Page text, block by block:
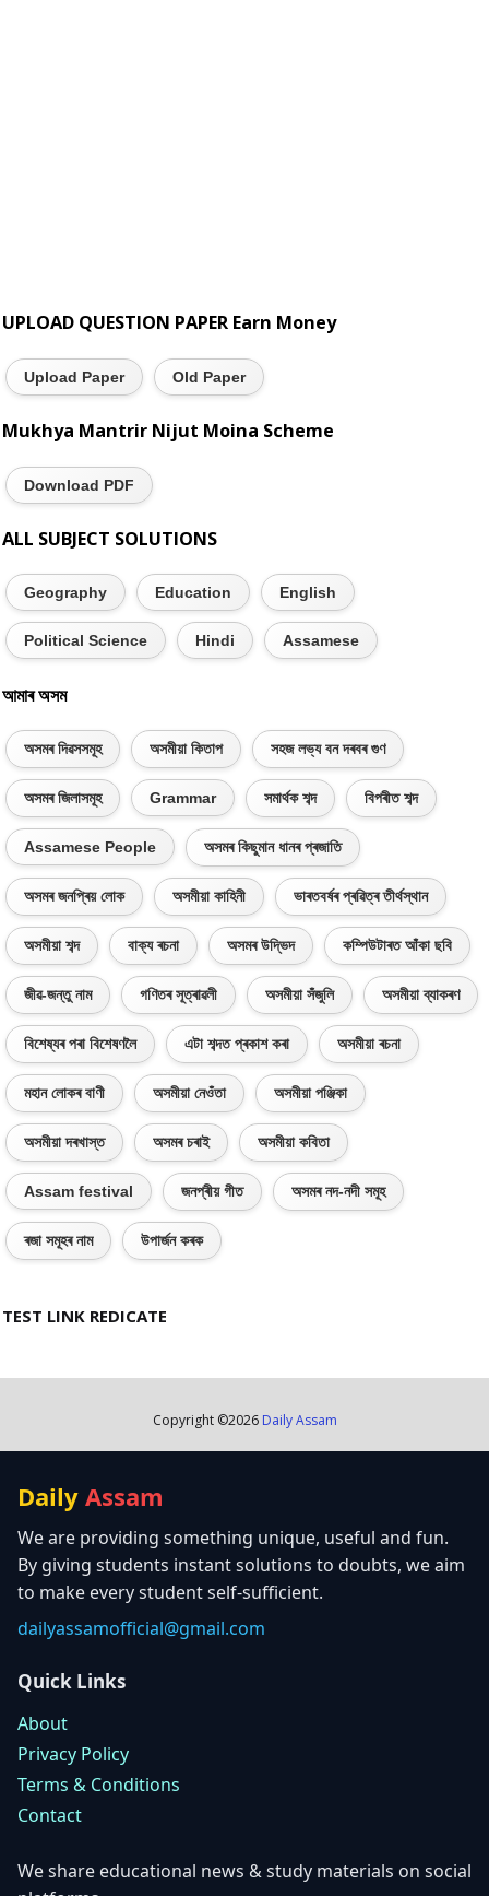
UPLOAD QUESTION PAPER Earn Money
Upload Paper Old Paper
Mukhya Mantrir Nijut Moina Scheme
Download PDF
ALL SUBJECT SOLUTIONS
Geography Education English
Political Science Hindi Assamese
আমাৰ অসম
অসমৰ দিৱসসমূহ অসমীয়া কিতাপ সহজ লভ্য বন দৰবৰ গুণ
অসমৰ জিলাসমূহ Grammar সমাৰ্থক শব্দ বিপৰীত শব্দ
Assamese People অসমৰ কিছুমান ধানৰ প্ৰজাতি
অসমৰ জনপ্ৰিয় লোক অসমীয়া কাহিনী ভাৰতবৰ্ষৰ প্ৰৱিত্ৰ তীৰ্থস্থান
অসমীয়া শব্দ বাক্য ৰচনা অসমৰ উদ্ভিদ কম্পিউটাৰত আঁকা ছবি
জীৱ-জন্তু নাম গণিতৰ সূত্ৰাৱলী অসমীয়া সঁজুলি অসমীয়া ব্যাকৰণ
বিশেষ্যৰ পৰা বিশেষণলৈ এটা শব্দত প্ৰকাশ কৰা অসমীয়া ৰচনা
মহান লোকৰ বাণী অসমীয়া নেওঁতা অসমীয়া পঞ্জিকা
অসমীয়া দৰখাস্ত অসমৰ চৰাই অসমীয়া কবিতা
Assam festival জনপ্ৰীয় গীত অসমৰ নদ-নদী সমূহ
ৰজা সমূহৰ নাম উপাৰ্জন কৰক
TEST LINK REDICATE
Copyright ©2026 Daily Assam
Daily Assam
We are providing something unique, useful and fun.
By giving students instant solutions to doubts, we aim
to make every student self-sufficient.
dailyassamofficial@gmail.com
Quick Links
About
Privacy Policy
Terms & Conditions
Contact
We share educational news & study materials on social